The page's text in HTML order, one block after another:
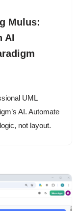
Mulus:
AI
UML
AI. Automate
not layout.